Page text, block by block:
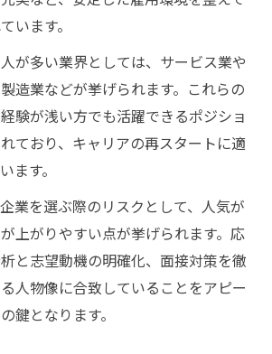
います。
が多い業界としては、サービス業や
造業などが挙げられます。これらの
験が浅い方でも活躍できるポジショ
ており、キャリアの再スタートに適
ます。
業を選ぶ際のリスクとして、人気が
上がりやすい点が挙げられます。応
と志望動機の明確化、面接対策を徹
人物像に合致していることをアピー
鍵となります。